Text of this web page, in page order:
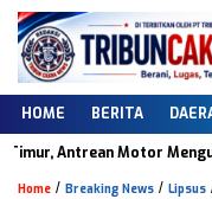
HOME BERITA
Motor Mengular
Home / Breaking News / Lipsus